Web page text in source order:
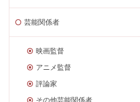
芸能関係者
映画監督
アニメ監督
評論家
その他芸能関係者